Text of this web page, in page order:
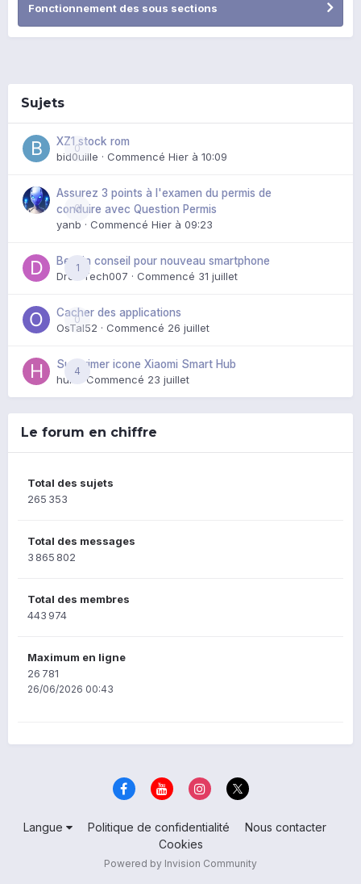
Fonctionnement des sous sections
Sujets
0
XZ1 stock rom
bid0uille · Commencé Hier à 10:09
0
Assurez 3 points à l'examen du permis de
conduire avec Question Permis
yanb · Commencé Hier à 09:23
1
Besoin conseil pour nouveau smartphone
DroidTech007 · Commencé 31 juillet
0
Cacher des applications
OsTal52 · Commencé 26 juillet
4
Supprimer icone Xiaomi Smart Hub
huik · Commencé 23 juillet
Le forum en chiffre
Total des sujets
265 353
Total des messages
3 865 802
Total des membres
443 974
Maximum en ligne
26 781
26/06/2026 00:43
Langue Politique de confidentialité
Nous contacter
Cookies
Powered by Invision Community